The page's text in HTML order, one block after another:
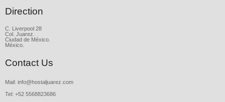
Direction
C. Liverpool 28
Col. Juarez.
Ciudad de México.
México.
Contact Us
Mail: info@hostaljuarez.com
Tel: +52 5568823686